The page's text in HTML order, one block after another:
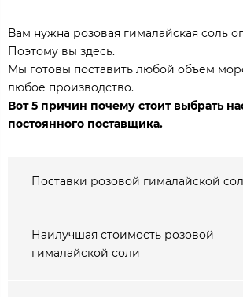
Вам нужна розовая гималайская соль
Поэтому вы здесь.
Мы готовы поставить любой объем
любое производство.
Вот 5 причин почему стоит выбрать
постоянного поставщика.
Поставки розовой гималайской
Наилучшая стоимость розовой
гималайской соли